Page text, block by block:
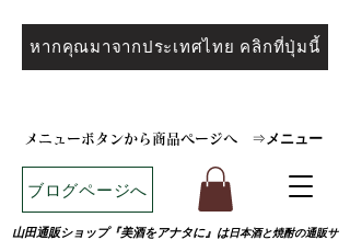
หากคุณมาจากประเทศไทย คลิกที่ปุ่มนี้
メニューボタンから商品ページへ ⇒ メニュー
ブログページへ
山田通販ショップ『美酒をアナタに』は日本酒と焼酎の通販サ